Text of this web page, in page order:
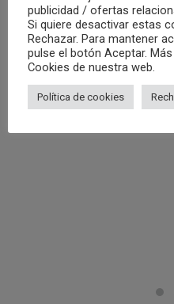
by
publicidad / ofertas
Si quiere desactivar estas
Rechazar. Para mantener
pulse el botón Aceptar.
Cookies de nuestra web.
Política de cookies